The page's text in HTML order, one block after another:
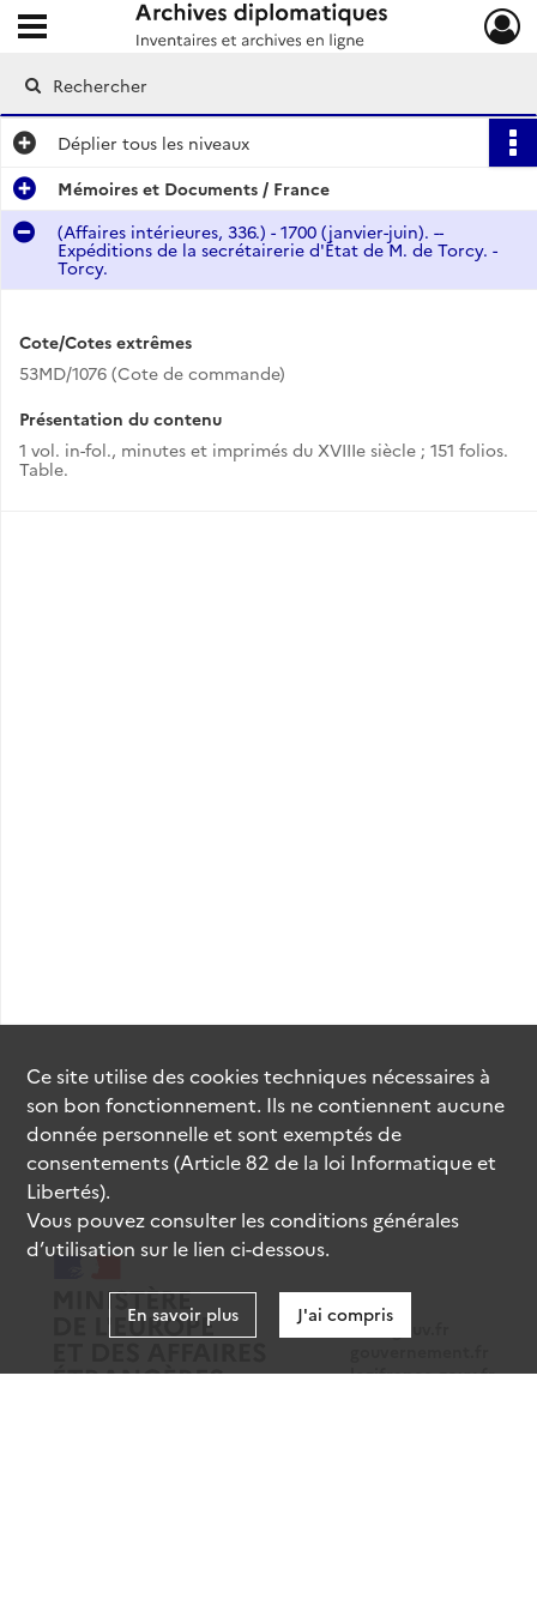
Archives diplomatiques
Ouvrir le menu déroulant
Déplier tous les niveaux
Mémoires et Documents / France
(Affaires intérieures, 336.) - 1700 (janvier-juin). --
Expéditions de la secrétairerie d'État de M. de Torcy. -
Torcy.
Cote/Cotes extrêmes
53MD/1076 (Cote de commande)
Présentation du contenu
1 vol. in-fol., minutes et imprimés du XVIIIe siècle ; 151 folios.
Table.
data.gouv.fr
legifrance.gouv.fr
Ce site utilise descookiestechniques nécessaires à
son bon fonctionnement. Ils ne contiennent aucune
donnée personnelle et sont exemptés de
consentements (Article 82 de la loi Informatique et
Libertés).
Vous pouvez consulter les conditions générales
d’utilisation sur le lien ci-dessous.
En savoir plus J'ai compris